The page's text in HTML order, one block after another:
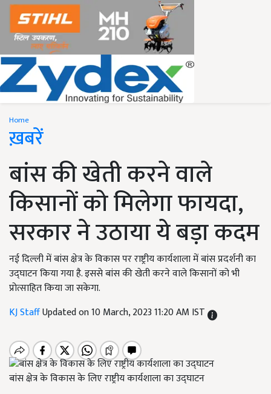
Home
ख़बरें
बांस की खेती करने वाले
किसानों को मिलेगा फायदा,
सरकार ने उठाया ये बड़ा कदम
नई दिल्ली में बांस क्षेत्र के विकास पर राष्ट्रीय कार्यशाला में बांस प्रदर्शनी का
उद्घाटन किया गया है. इससे बांस की खेती करने वाले किसानों को भी
प्रोत्साहित किया जा सकेगा.
KJ StaffUpdated on 10 March, 2023 11:20 AM IST
बांस क्षेत्र के विकास के लिए राष्ट्रीय कार्यशाला का उद्घाटन